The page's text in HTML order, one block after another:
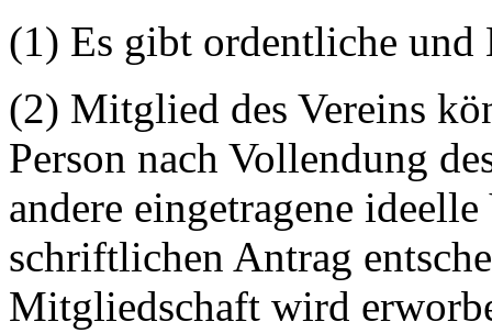
(1) Es gibt ordentliche und
(2) Mitglied des Vereins
Person nach Vollendung
andere eingetragene
schriftlichen Antrag
Mitgliedschaft wird